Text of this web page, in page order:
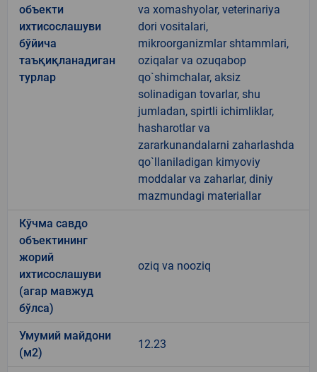
объекти
ихтисослашуви
бўйича
таъқиқланадиган
турлар
va xomashyolar, veterinariya
dori vositalari,
mikroorganizmlar shtammlari,
oziqalar va ozuqabop
qo`shimchalar, aksiz
solinadigan tovarlar, shu
jumladan, spirtli ichimliklar,
hasharotlar va
zararkunandalarni zaharlashda
qo`llaniladigan kimyoviy
moddalar va zaharlar, diniy
mazmundagi materiallar
Кўчма савдо
объектининг
жорий
ихтисослашуви
(агар мавжуд
бўлса)
oziq va nooziq
Умумий майдони
(м2)
12.23